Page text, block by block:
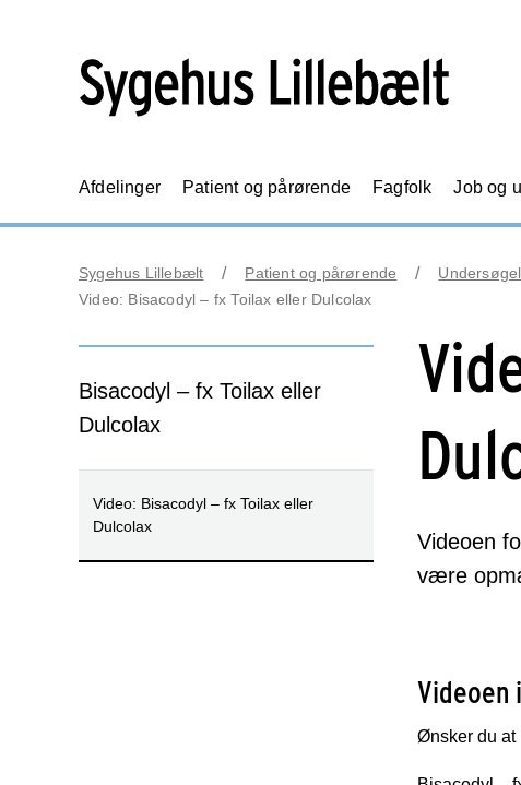
Afdelinger Patient og pårørende Fagfolk Job og
Sygehus Lillebælt Patient og pårørende
Video: Bisacodyl – fx Toilax eller Dulcolax
Bisacodyl – fx Toilax eller
Dulcolax
Video: Bisacodyl – fx Toilax eller
Dulcolax
Videoen
være
Videoen
Ønsker du at